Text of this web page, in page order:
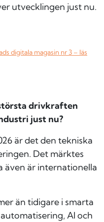
utvecklingen just nu.
digitala magasin nr 3 – läs
drivkraften
just nu?
är det den tekniska
Det märktes
är internationella
än tidigare i smarta
AI och